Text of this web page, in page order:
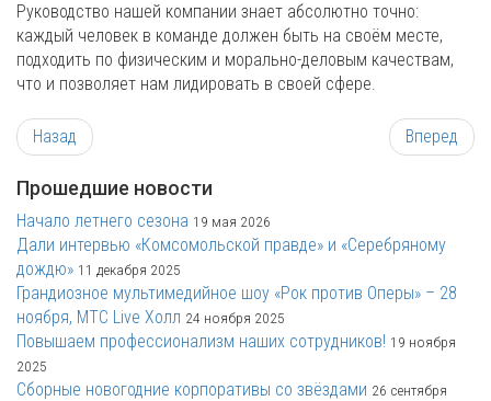
Руководство нашей компании знает абсолютно точно:
каждый человек в команде должен быть на своём месте,
подходить по физическим и морально-деловым качествам,
что и позволяет нам лидировать в своей сфере.
Назад Вперед
Прошедшие новости
Начало летнего сезона 19 мая 2026
Дали интервью «Комсомольской правде» и «Серебряному
дождю» 11 декабря 2025
Грандиозное мультимедийное шоу «Рок против Оперы» – 28
ноября, МТС Live Холл 24 ноября 2025
Повышаем профессионализм наших сотрудников! 19 ноября
2025
Сборные новогодние корпоративы со звёздами 26 сентября